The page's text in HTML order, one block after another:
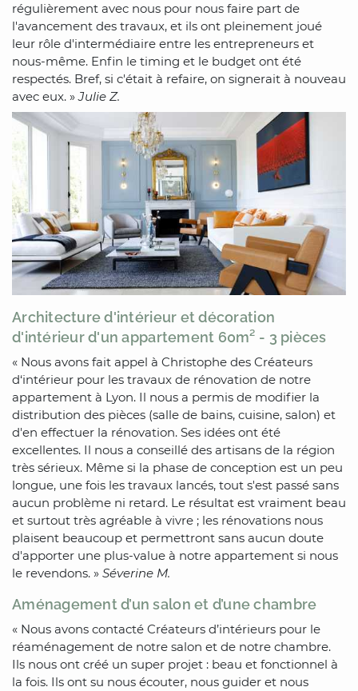
régulièrement avec nous pour nous faire part de
l'avancement des travaux, et ils ont pleinement joué
leur rôle d'intermédiaire entre les entrepreneurs et
nous-même. Enfin le timing et le budget ont été
respectés. Bref, si c'était à refaire, on signerait à nouveau
avec eux. »Julie Z.
Architecture d'intérieur et décoration
d'intérieur d'un appartement 60m² - 3 pièces
« Nous avons fait appel à Christophe des Créateurs
d‘intérieur pour les travaux de rénovation de notre
appartement à Lyon. Il nous a permis de modifier la
distribution des pièces (salle de bains, cuisine, salon) et
d'en effectuer la rénovation. Ses idées ont été
excellentes. Il nous a conseillé des artisans de la région
très sérieux. Même si la phase de conception est un peu
longue, une fois les travaux lancés, tout s'est passé sans
aucun problème ni retard. Le résultat est vraiment beau
et surtout très agréable à vivre ; les rénovations nous
plaisent beaucoup et permettront sans aucun doute
d'apporter une plus-value à notre appartement si nous
le revendons. » Séverine M.
Aménagement d’un salon et d’une chambre
« Nous avons contacté Créateurs d’intérieurs pour le
réaménagement de notre salon et de notre chambre.
Ils nous ont créé un super projet : beau et fonctionnel à
la fois. Ils ont su nous écouter, nous guider et nous